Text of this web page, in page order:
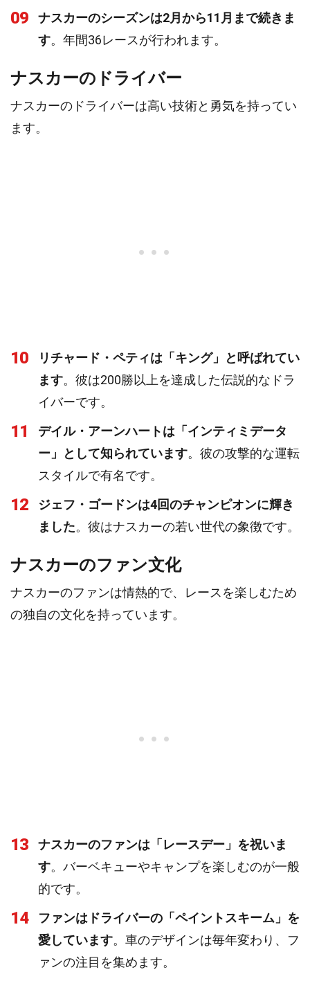
09
ナスカーのシーズンは2月から11月まで続きま
す。年間36レースが行われます。
ナスカーのドライバー
ナスカーのドライバーは高い技術と勇気を持ってい
ます。
10
リチャード・ペティは「キング」と呼ばれてい
ます。彼は200勝以上を達成した伝説的なドラ
イバーです。
11
デイル・アーンハートは「インティミデータ
ー」として知られています。彼の攻撃的な運転
スタイルで有名です。
12
ジェフ・ゴードンは4回のチャンピオンに輝き
ました。彼はナスカーの若い世代の象徴です。
ナスカーのファン文化
ナスカーのファンは情熱的で、レースを楽しむため
の独自の文化を持っています。
13
ナスカーのファンは「レースデー」を祝いま
す。バーベキューやキャンプを楽しむのが一般
的です。
14
ファンはドライバーの「ペイントスキーム」を
愛しています。車のデザインは毎年変わり、フ
ァンの注目を集めます。